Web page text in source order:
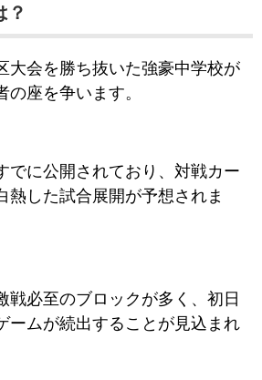
？
大会を勝ち抜いた強豪中学校が
座を争います。
でに公開されており、対戦カー
熱した試合展開が予想されま
戦必至のブロックが多く、初日
ームが続出することが見込まれ